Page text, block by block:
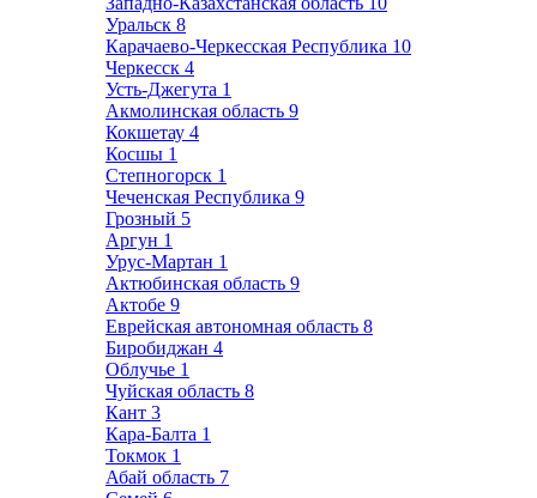
Уральск 8
Карачаево-Черкесская Республика 10
Черкесск 4
Усть-Джегута 1
Акмолинская область 9
Кокшетау 4
Косшы 1
Степногорск 1
Чеченская Республика 9
Грозный 5
Аргун 1
Урус-Мартан 1
Актюбинская область 9
Актобе 9
Еврейская автономная область 8
Биробиджан 4
Облучье 1
Чуйская область 8
Кант 3
Кара-Балта 1
Токмок 1
Абай область 7